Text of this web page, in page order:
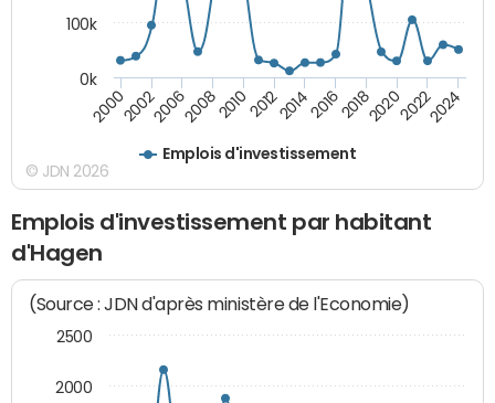
Emplois d'investissement
200020022006200820102012201420162018202020222024
0k
100k
© JDN 2026
Emplois d'investissement par habitant
d'Hagen
(Source : JDN d'après ministère de l'Economie)
2000
2500